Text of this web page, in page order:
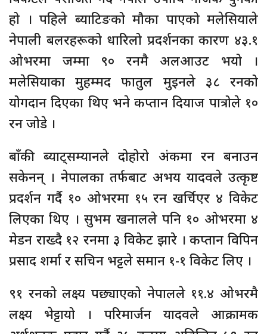
हो । पहिले ब्याटिङको मौका पाएको मलेसियाले
नेपाली बलरहरूको धारिलो प्रदर्शनका कारण ४३.१
ओभरमा जम्मा ९० रनमै अलआउट भयो ।
मलेसियाका मुहम्मद फातुल मुइनले ३८ रनको
योगदान दिएका थिए भने कप्तान दियाज पात्रोले १०
रन जोडे ।
बाँकी ब्याट्सम्यानले दोहोरो अंकमा रन बनाउन
सकेनन् । नेपालका तर्फबाट अभय यादवले उत्कृष्ट
प्रदर्शन गर्दै १० ओभरमा १५ रन खर्चिएर ४ विकेट
लिएका थिए । सुभम खनालले पनि १० ओभरमा ४
मेडन राख्दै १२ रनमा ३ विकेट झारे । कप्तान विपिन
प्रसाद शर्मा र सचिन भट्टले समान १-१ विकेट लिए ।
९१ रनको लक्ष्य पछ्याएको नेपालले ११.४ ओभरमै
लक्ष्य भेट्टायो । परिमार्जन यादवले आक्रामक